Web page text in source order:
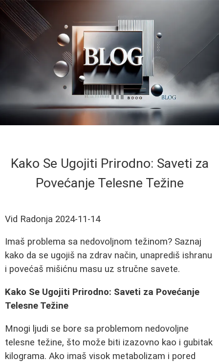
Kako Se Ugojiti Prirodno: Saveti za
Povećanje Telesne Težine
Vid Radonja 2024-11-14
Imaš problema sa nedovoljnom težinom? Saznaj
kako da se ugojiš na zdrav način, unaprediš ishranu
i povećaš mišićnu masu uz stručne savete.
Kako Se Ugojiti Prirodno: Saveti za Povećanje
Telesne Težine
Mnogi ljudi se bore sa problemom nedovoljne
telesne težine, što može biti izazovno kao i gubitak
kilograma. Ako imaš visok metabolizam i pored